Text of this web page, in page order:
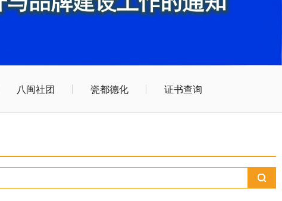
八闽社团 瓷都德化 证书查询